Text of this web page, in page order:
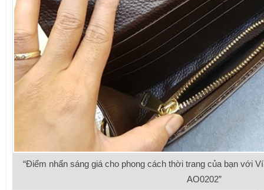
“Điểm nhấn sáng giá cho phong cách thời trang của bạn với
AO0202”